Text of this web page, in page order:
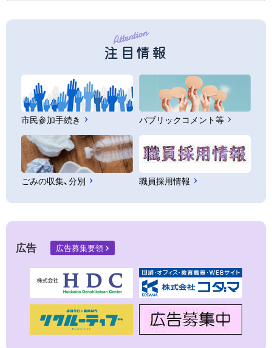
注目情報
市民参加手続き パブリックコメント等
ごみの収集、分別 職員採用情報
広告 広告募集要領